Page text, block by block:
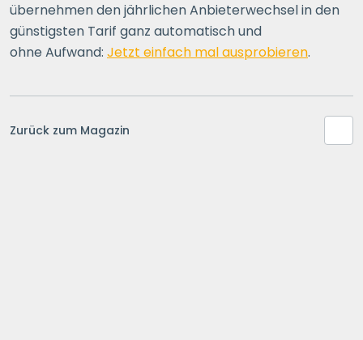
übernehmen den jährlichen Anbieterwechsel in den
günstigsten Tarif ganz automatisch und
ohne Aufwand: Jetzt einfach mal ausprobieren.
Zurück zum Magazin